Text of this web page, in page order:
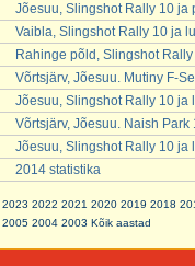
Jõesuu, Slingshot Rally 10 ja
Vaibla, Slingshot Rally 10 ja
Rahinge põld, Slingshot
Võrtsjärv, Jõesuu. Mutiny F-
Jõesuu, Slingshot Rally 10 ja
Võrtsjärv, Jõesuu. Naish
Jõesuu, Slingshot Rally 10 ja
2014 statistika
2023 2022 2021 2020 2019 2018
2005 2004 2003 Kõik aastad